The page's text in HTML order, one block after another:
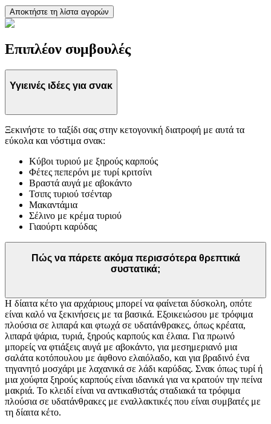
Αποκτήστε τη λίστα αγορών
Επιπλέον συμβουλές
Υγιεινές ιδέες για σνακ
Ξεκινήστε το ταξίδι σας στην κετογονική διατροφή με αυτά τα
εύκολα και νόστιμα σνακ:
Κύβοι τυριού με ξηρούς καρπούς
Φέτες πεπερόνι με τυρί κριτσίνι
Βραστά αυγά με αβοκάντο
Τσιπς τυριού τσένταρ
Μακαντάμια
Σέλινο με κρέμα τυριού
Γιαούρτι καρύδας
Πώς να πάρετε ακόμα περισσότερα θρεπτικά
συστατικά;
Η δίαιτα κέτο για αρχάριους μπορεί να φαίνεται δύσκολη, οπότε
είναι καλό να ξεκινήσεις με τα βασικά. Εξοικειώσου με τρόφιμα
πλούσια σε λιπαρά και φτωχά σε υδατάνθρακες, όπως κρέατα,
λιπαρά ψάρια, τυριά, ξηρούς καρπούς και έλαια. Για πρωινό
μπορείς να φτιάξεις αυγά με αβοκάντο, για μεσημεριανό μια
σαλάτα κοτόπουλου με άφθονο ελαιόλαδο, και για βραδινό ένα
τηγανητό μοσχάρι με λαχανικά σε λάδι καρύδας. Σνακ όπως τυρί ή
μια χούφτα ξηρούς καρπούς είναι ιδανικά για να κρατούν την πείνα
μακριά. Το κλειδί είναι να αντικαθιστάς σταδιακά τα τρόφιμα
πλούσια σε υδατάνθρακες με εναλλακτικές που είναι συμβατές με
τη δίαιτα κέτο.